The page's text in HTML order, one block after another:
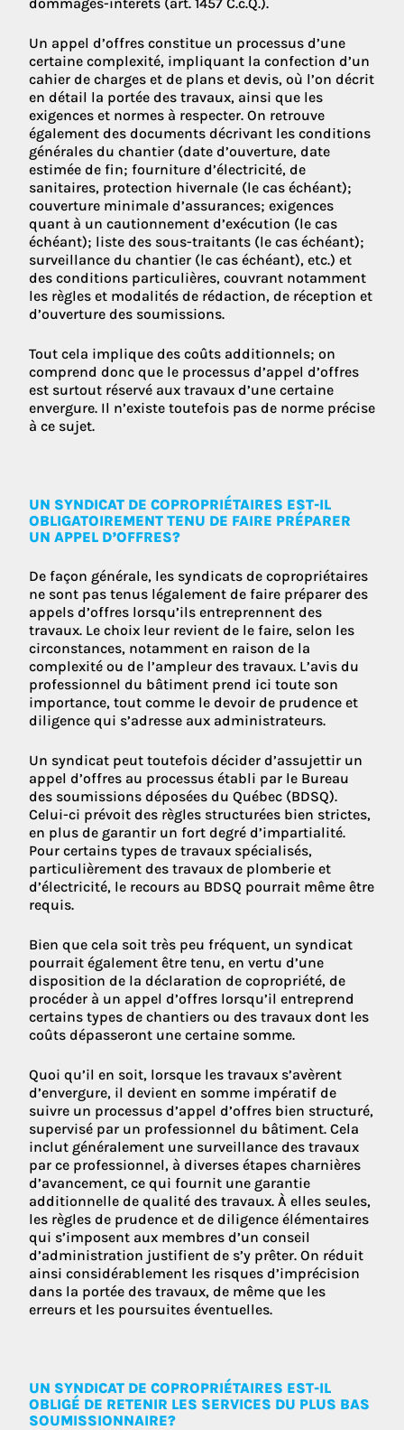
Un appel d’offres constitue un processus d’une
certaine complexité, impliquant la confection d’un
cahier de charges et de plans et devis, où l’on décrit
en détail la portée des travaux, ainsi que les
exigences et normes à respecter. On retrouve
également des documents décrivant les conditions
générales du chantier (date d’ouverture, date
estimée de fin; fourniture d’électricité, de
sanitaires, protection hivernale (le cas échéant);
couverture minimale d’assurances; exigences
quant à un cautionnement d’exécution (le cas
échéant); liste des sous-traitants (le cas échéant);
surveillance du chantier (le cas échéant), etc.) et
des conditions particulières, couvrant notamment
les règles et modalités de rédaction, de réception et
d’ouverture des soumissions.
Tout cela implique des coûts additionnels; on
comprend donc que le processus d’appel d’offres
est surtout réservé aux travaux d’une certaine
envergure. Il n’existe toutefois pas de norme précise
à ce sujet.
UN SYNDICAT DE COPROPRIÉTAIRES EST-IL
OBLIGATOIREMENT TENU DE FAIRE PRÉPARER
UN APPEL D’OFFRES?
De façon générale, les syndicats de copropriétaires
ne sont pas tenus légalement de faire préparer des
appels d’offres lorsqu’ils entreprennent des
travaux. Le choix leur revient de le faire, selon les
circonstances, notamment en raison de la
complexité ou de l’ampleur des travaux. L’avis du
professionnel du bâtiment prend ici toute son
importance, tout comme le devoir de prudence et
diligence qui s’adresse aux administrateurs.
Un syndicat peut toutefois décider d’assujettir un
appel d’offres au processus établi par le Bureau
des soumissions déposées du Québec (BDSQ).
Celui-ci prévoit des règles structurées bien strictes,
en plus de garantir un fort degré d’impartialité.
Pour certains types de travaux spécialisés,
particulièrement des travaux de plomberie et
d’électricité, le recours au BDSQ pourrait même être
requis.
Bien que cela soit très peu fréquent, un syndicat
pourrait également être tenu, en vertu d’une
disposition de la déclaration de copropriété, de
procéder à un appel d’offres lorsqu’il entreprend
certains types de chantiers ou des travaux dont les
coûts dépasseront une certaine somme.
Quoi qu’il en soit, lorsque les travaux s’avèrent
d’envergure, il devient en somme impératif de
suivre un processus d’appel d’offres bien structuré,
supervisé par un professionnel du bâtiment. Cela
inclut généralement une surveillance des travaux
par ce professionnel, à diverses étapes charnières
d’avancement, ce qui fournit une garantie
additionnelle de qualité des travaux. À elles seules,
les règles de prudence et de diligence élémentaires
qui s’imposent aux membres d’un conseil
d’administration justifient de s’y prêter. On réduit
ainsi considérablement les risques d’imprécision
dans la portée des travaux, de même que les
erreurs et les poursuites éventuelles.
UN SYNDICAT DE COPROPRIÉTAIRES EST-IL
OBLIGÉ DE RETENIR LES SERVICES DU PLUS BAS
SOUMISSIONNAIRE?